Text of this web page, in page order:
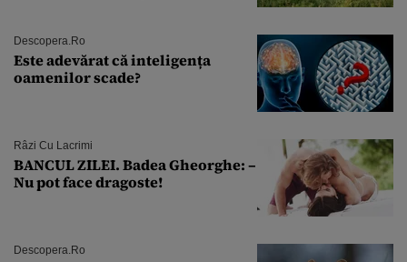
Descopera.ro
Este adevărat că inteligența
oamenilor scade?
Râzi Cu Lacrimi
BANCUL ZILEI. Badea Gheorghe: –
Nu pot face dragoste!
Descopera.ro